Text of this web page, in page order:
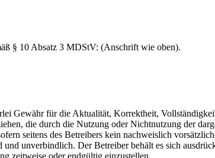
§ 10 Absatz 3 MDStV: (Anschrift wie oben).
Gewähr für die Aktualität, Korrektheit,
die durch die Nutzung oder Nichtnutzung der
seitens des Betreibers kein nachweislich
unverbindlich. Der Betreiber behält es sich